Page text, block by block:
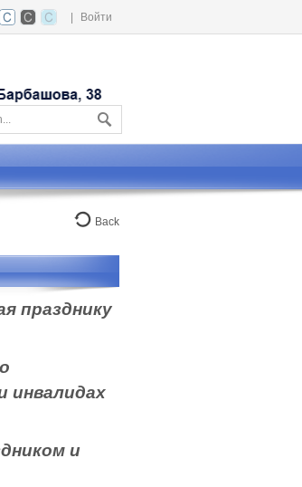
Войти
Back
празднику
инвалидах
и